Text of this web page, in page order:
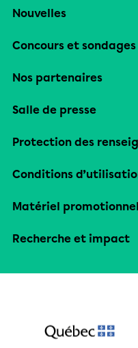
Nouvelles
Concours et sondages
Nos partenaires
Salle de presse
Protection des
Conditions
Matériel promotionnel
Recherche et impact